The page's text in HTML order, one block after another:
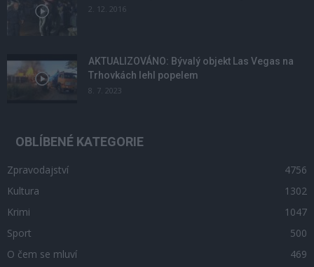
2. 12. 2016
AKTUALIZOVÁNO: Bývalý objekt Las Vegas na
Trhovkách lehl popelem
8. 7. 2023
OBLÍBENÉ KATEGORIE
Zpravodajství
4756
Kultura
1302
Krimi
1047
Sport
500
O čem se mluví
469